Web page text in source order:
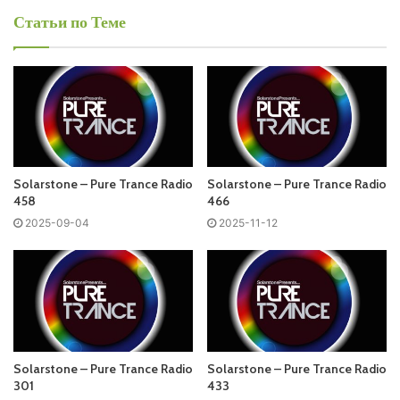
Среда
Solarstone - Pure Trance Radio
Запись выпусков
Слушай и добавляй плейлист VK:
Tracklist:
Coming soon
01. Cagrii – Sunflower
02. Super-Frog Saves Tokyo – Mondrago | ELECTRONIC
Статьи по Теме
Solarstone – Pure Trance Radio
458
2025-09-04
Solarstone – Pure Trance Radio
466
2025-11-12
Solarstone – Pure Trance Radio
301
Solarstone – Pure Trance Radio
433